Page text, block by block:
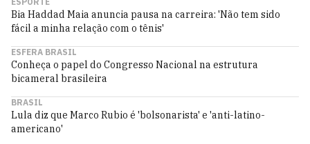
Bia Haddad Maia anuncia pausa na carreira: 'Não tem sido
fácil a minha relação com o tênis'
ESFERA BRASIL
Conheça o papel do Congresso Nacional na estrutura
bicameral brasileira
BRASIL
Lula diz que Marco Rubio é 'bolsonarista' e 'anti-latino-
americano'